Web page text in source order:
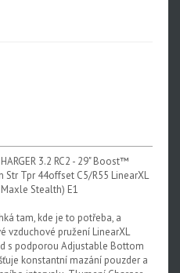
3.2 RC2 - 29" Boost™
Tpr 44offset C5/R55 LinearXL
Stealth) E1
tam, kde je to potřeba, a
vzduchové pružení LinearXL
s podporou Adjustable Bottom
konstantní mazání pouzder a